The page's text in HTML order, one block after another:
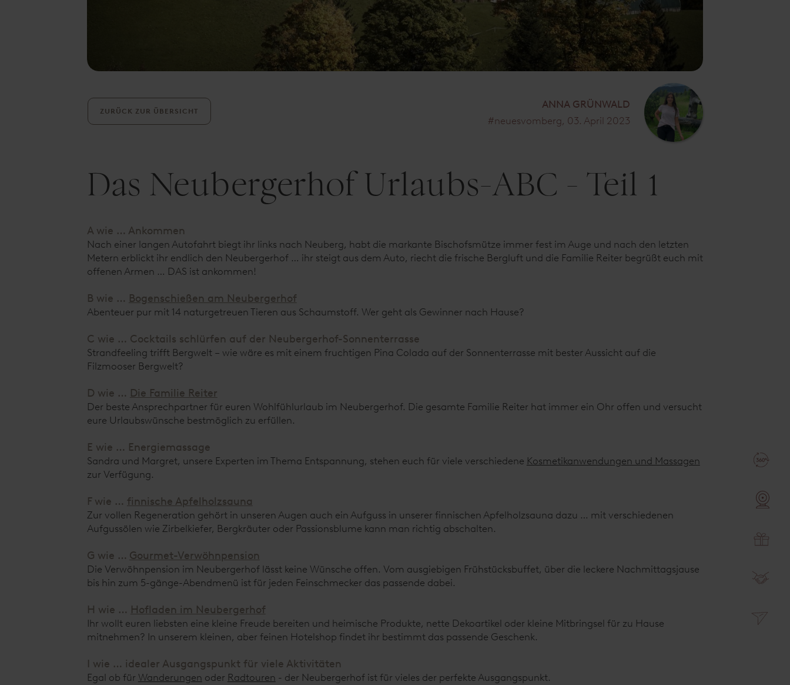
ZURÜCK ZUR ÜBERSICHT
ANNA GRÜNWALD
#neuesvomberg, 03. April 2023
Das Neubergerhof Urlaubs-ABC - Teil 1
A wie … Ankommen
Nach einer langen Autofahrt biegt ihr links nach Neuberg, habt die markante Bischofsmütze immer fest im Auge und nach den letzten
Metern erblickt ihr endlich den Neubergerhof … ihr steigt aus dem Auto, riecht die frische Bergluft und die Familie Reiter begrüßt euch mit
offenen Armen … DAS ist ankommen!
B wie … Bogenschießen am Neubergerhof
Abenteuer pur mit 14 naturgetreuen Tieren aus Schaumstoff. Wer geht als Gewinner nach Hause?
C wie … Cocktails schlürfen auf der Neubergerhof-Sonnenterrasse
Strandfeeling trifft Bergwelt – wie wäre es mit einem fruchtigen Pina Colada auf der Sonnenterrasse mit bester Aussicht auf die
Filzmooser Bergwelt?
D wie … Die Familie Reiter
Der beste Ansprechpartner für euren Wohlfühlurlaub im Neubergerhof. Die gesamte Familie Reiter hat immer ein Ohr offen und versucht
eure Urlaubswünsche bestmöglich zu erfüllen.
E wie … Energiemassage
Sandra und Margret, unsere Experten im Thema Entspannung, stehen euch für viele verschiedene Kosmetikanwendungen und Massagen
zur Verfügung.
F wie … finnische Apfelholzsauna
Zur vollen Regeneration gehört in unseren Augen auch ein Aufguss in unserer finnischen Apfelholzsauna dazu … mit verschiedenen
Aufgussölen wie Zirbelkiefer, Bergkräuter oder Passionsblume kann man richtig abschalten.
G wie … Gourmet-Verwöhnpension
Die Verwöhnpension im Neubergerhof lässt keine Wünsche offen. Vom ausgiebigen Frühstücksbuffet, über die leckere Nachmittagsjause
bis hin zum 5-gänge-Abendmenü ist für jeden Feinschmecker das passende dabei.
H wie … Hofladen im Neubergerhof
Ihr wollt euren liebsten eine kleine Freude bereiten und heimische Produkte, nette Dekoartikel oder kleine Mitbringsel für zu Hause
mitnehmen? In unserem kleinen, aber feinen Hotelshop findet ihr bestimmt das passende Geschenk.
I wie … idealer Ausgangspunkt für viele Aktivitäten
Egal ob für Wanderungen oder Radtouren - der Neubergerhof ist für vieles der perfekte Ausgangspunkt.